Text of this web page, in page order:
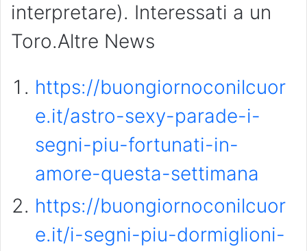
interpretare). Interessati a un
Toro.Altre News
https://buongiornoconilcuor
e.it/astro-sexy-parade-i-
segni-piu-fortunati-in-
amore-questa-settimana
https://buongiornoconilcuor
e.it/i-segni-piu-dormiglioni-